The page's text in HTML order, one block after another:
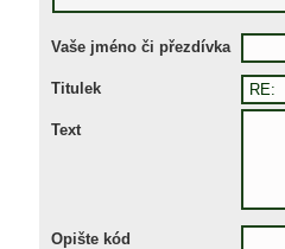
Vaše jméno či přezdívka
Titulek
Text
Opište kód